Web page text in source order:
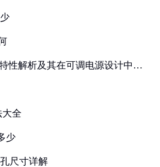
性解析及其在可调电源设计中的
大全
少
尺寸详解